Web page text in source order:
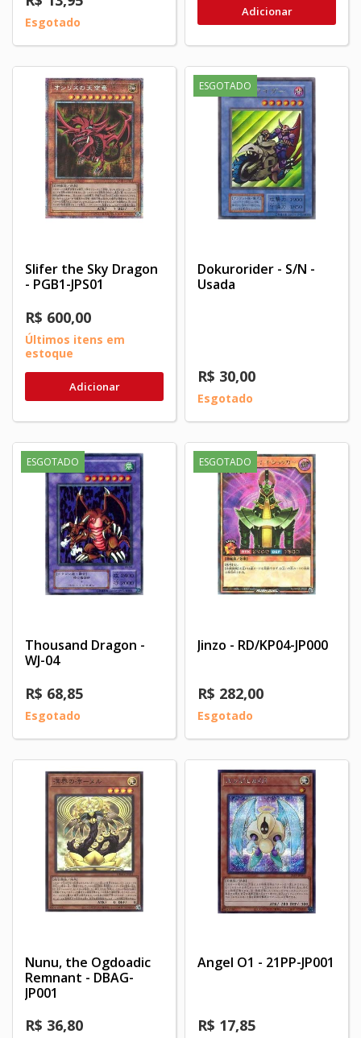
Esgotado
Adicionar
Slifer the Sky Dragon
- PGB1-JPS01
R$ 600,00
Últimos itens em
estoque
Adicionar
ESGOTADO
Dokurorider - S/N -
Usada
R$ 30,00
Esgotado
ESGOTADO
Thousand Dragon -
WJ-04
R$ 68,85
Esgotado
ESGOTADO
Jinzo - RD/KP04-JP000
R$ 282,00
Esgotado
Nunu, the Ogdoadic
Remnant - DBAG-
JP001
R$ 36,80
Angel O1 - 21PP-JP001
R$ 17,85